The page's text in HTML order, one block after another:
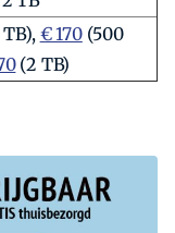
TB),€ 170(500
(2 TB)